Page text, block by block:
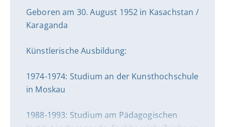
Geboren am 30. August 1952 in Kasachstan /
Karaganda
Künstlerische Ausbildung:
1974-1974: Studium an der Kunsthochschule
in Moskau
1988-1993: Studium am Pädagogischen